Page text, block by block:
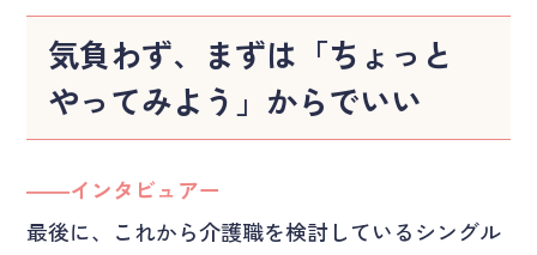
気負わず、まずは「ちょっと
やってみよう」からでいい
――インタビュアー
最後に、これから介護職を検討しているシングル